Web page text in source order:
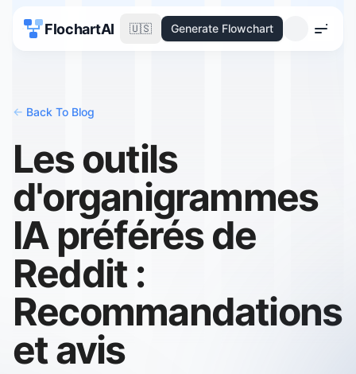
FlochartAI 🇺🇸 Generate Flowchart
Menu
<- Back To Blog
Les outils
d'organigrammes
IA préférés de
Reddit :
Recommandations
et avis